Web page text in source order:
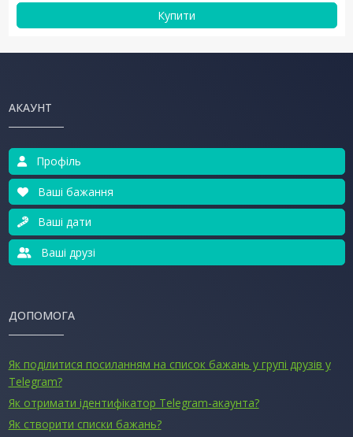
Купити
АКАУНТ
Профіль
Ваші бажання
Ваші дати
Ваші друзі
ДОПОМОГА
Як поділитися посиланням на список бажань у групі друзів у
Telegram?
Як отримати ідентифікатор Telegram-акаунта?
Як створити списки бажань?